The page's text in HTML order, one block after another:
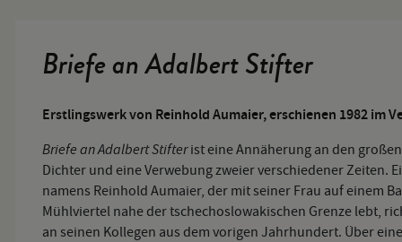
Briefe an Adalbert Stifter
Erstlingswerk von Reinhold Aumaier, erschienen 1982 im
Briefe an Adalbert Stifterist eine Annäherung an den
Dichter und eine Verwebung zweier verschiedener Zeiten.
namens Reinhold Aumaier, der mit seiner Frau auf einem
Mühlviertel nahe der tschechoslowakischen Grenze lebt,
an seinen Kollegen aus dem vorigen Jahrhundert. Über